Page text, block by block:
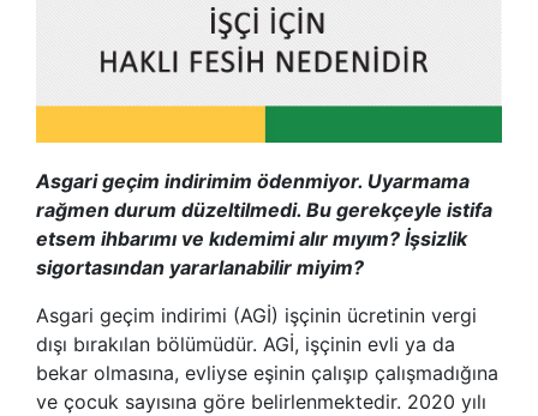
Asgari geçim indirimim ödenmiyor. Uyarmama
rağmen durum düzeltilmedi. Bu gerekçeyle istifa
etsem ihbarımı ve kıdemimi alır mıyım? İşsizlik
sigortasından yararlanabilir miyim?
Asgari geçim indirimi (AGİ) işçinin ücretinin vergi
dışı bırakılan bölümüdür. AGİ, işçinin evli ya da
bekar olmasına, evliyse eşinin çalışıp çalışmadığına
ve çocuk sayısına göre belirlenmektedir. 2020 yılı